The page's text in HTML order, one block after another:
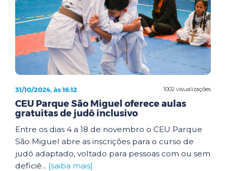
1002 visualizações
31/10/2024, às 16:12
CEU Parque São Miguel oferece aulas
gratuitas de judô inclusivo
Entre os dias 4 a 18 de novembro o CEU Parque
São Miguel abre as inscrições para o curso de
judô adaptado, voltado para pessoas com ou sem
deficiê... [saiba mais]